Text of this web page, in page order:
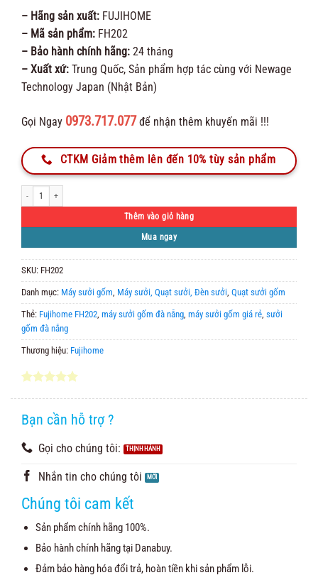
là:
1.250.000 ₫.
tại
là:
– Hãng sản xuất: FUJIHOME
– Mã sản phẩm: FH202
– Bảo hành chính hãng: 24 tháng
– Xuất xứ: Trung Quốc, Sản phẩm hợp tác cùng với Newage
Technology Japan (Nhật Bản)
Gọi Ngay 0973.717.077 để nhận thêm khuyến mãi !!!
CTKM Giảm thêm lên đến 10% tùy sản phẩm
Quạt Sưởi Gốm Fujihome FH202 số lượng
Thêm vào giỏ hàng
Mua ngay
SKU: FH202
Danh mục: Máy sưởi gốm, Máy sưởi, Quạt sưởi, Đèn sưởi, Quạt sưởi gốm
Thẻ: Fujihome FH202, máy sưởi gốm đà nẵng, máy sưởi gốm giá rẻ, sưởi
gốm đà nẵng
Thương hiệu: Fujihome
đánh giá
Bạn cần hỗ trợ ?
Gọi cho chúng tôi:
Nhắn tin cho chúng tôi
Chúng tôi cam kết
Sản phẩm chính hãng 100%.
Bảo hành chính hãng tại Danabuy.
Đảm bảo hàng hóa đổi trả, hoàn tiền khi sản phẩm lỗi.